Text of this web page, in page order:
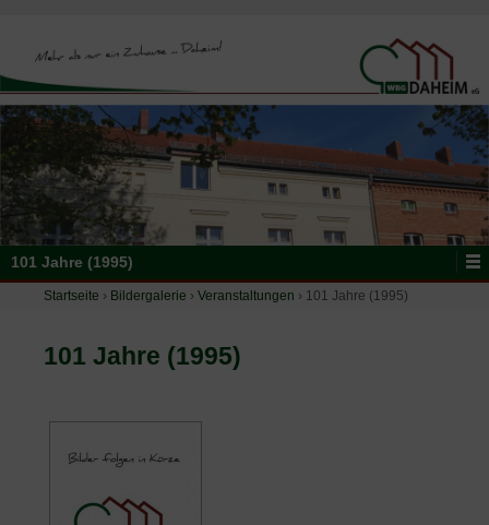
101 Jahre (1995)
Startseite › Bildergalerie › Veranstaltungen › 101 Jahre (1995)
101 Jahre (1995)